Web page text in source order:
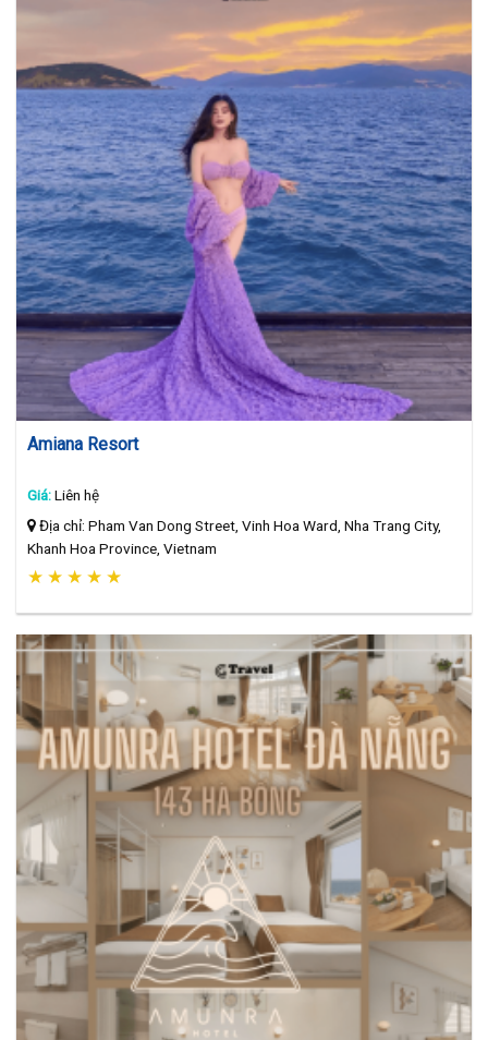
Amiana Resort
Giá:Liên hệ
Địa chỉ: Pham Van Dong Street, Vinh Hoa Ward, Nha Trang City,
Khanh Hoa Province, Vietnam
★ ★ ★ ★ ★